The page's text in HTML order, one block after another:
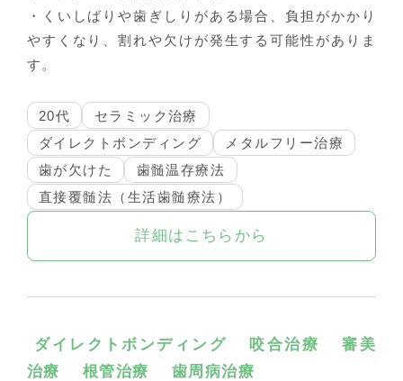
・くいしばりや歯ぎしりがある場合、負担がかかり
やすくなり、割れや欠けが発生する可能性がありま
す。
20代
セラミック治療
ダイレクトボンディング
メタルフリー治療
歯が欠けた
歯髄温存療法
直接覆髄法（生活歯髄療法）
詳細はこちらから
ダイレクトボンディング 咬合治療
審美
治療
根管治療 歯周病治療